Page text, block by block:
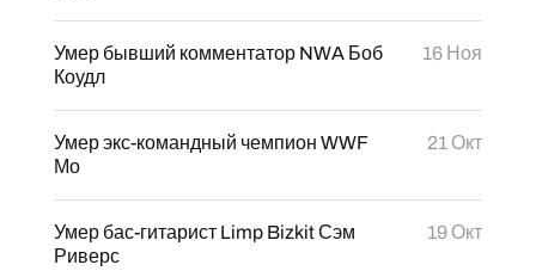
Умер бывший комментатор NWA Боб
Коудл
16 Ноя
Умер экс-командный чемпион WWF
Мо
21 Окт
Умер бас-гитарист Limp Bizkit Сэм
Риверс
19 Окт